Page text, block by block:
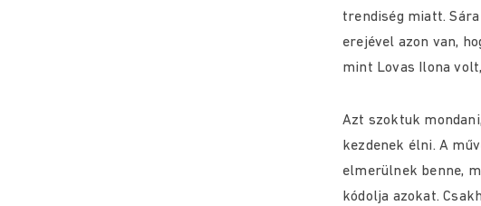
trendiség miatt.
erejével azon van,
mint Lovas Ilona
Azt szoktuk
kezdenek élni. A
elmerülnek benne,
kódolja azokat.